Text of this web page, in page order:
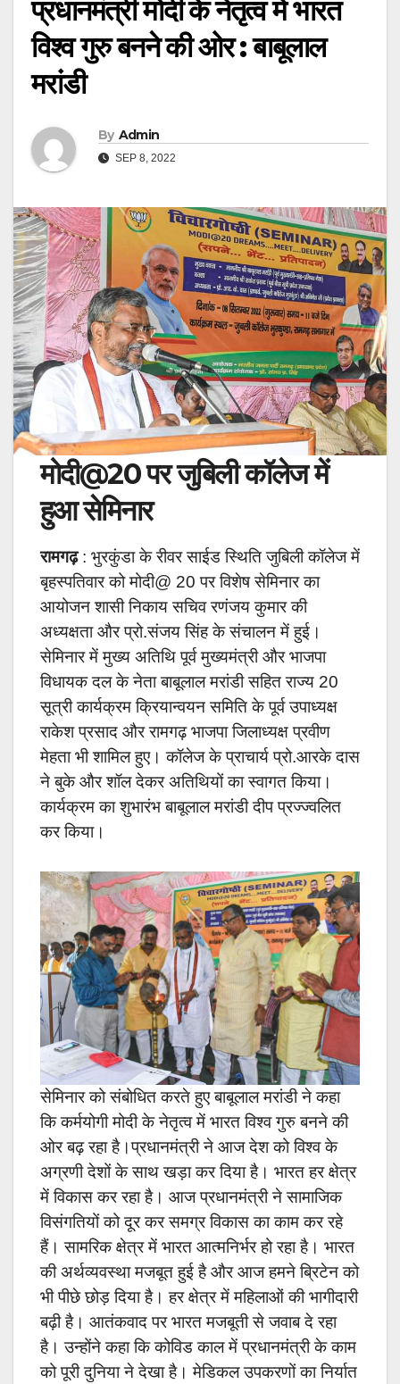
प्रधानमंत्री मोदी के नेतृत्व में भारत
विश्व गुरु बनने की ओर : बाबूलाल
मरांडी
By Admin
SEP 8, 2022
मोदी@20 पर जुबिली कॉलेज में
हुआ सेमिनार
रामगढ़: भुरकुंडा के रीवर साईड स्थिति जुबिली कॉलेज में
बृहस्पतिवार को मोदी@ 20 पर विशेष सेमिनार का
आयोजन शासी निकाय सचिव रणंजय कुमार की
अध्यक्षता और प्रो.संजय सिंह के संचालन में हुई।
सेमिनार में मुख्य अतिथि पूर्व मुख्यमंत्री और भाजपा
विधायक दल के नेता बाबूलाल मरांडी सहित राज्य 20
सूत्री कार्यक्रम क्रियान्वयन समिति के पूर्व उपाध्यक्ष
राकेश प्रसाद और रामगढ़ भाजपा जिलाध्यक्ष प्रवीण
मेहता भी शामिल हुए। कॉलेज के प्राचार्य प्रो.आरके दास
ने बुके और शॉल देकर अतिथियों का स्वागत किया।
कार्यक्रम का शुभारंभ बाबूलाल मरांडी दीप प्रज्ज्वलित
कर किया।
सेमिनार को संबोधित करते हुए बाबूलाल मरांडी ने कहा
कि कर्मयोगी मोदी के नेतृत्व में भारत विश्व गुरु बनने की
ओर बढ़ रहा है।प्रधानमंत्री ने आज देश को विश्व के
अग्रणी देशों के साथ खड़ा कर दिया है। भारत हर क्षेत्र
में विकास कर रहा है। आज प्रधानमंत्री ने सामाजिक
विसंगतियों को दूर कर समग्र विकास का काम कर रहे
हैं। सामरिक क्षेत्र में भारत आत्मनिर्भर हो रहा है। भारत
की अर्थव्यवस्था मजबूत हुई है और आज हमने ब्रिटेन को
भी पीछे छोड़ दिया है। हर क्षेत्र में महिलाओं की भागीदारी
बढ़ी है। आतंकवाद पर भारत मजबूती से जवाब दे रहा
है। उन्होंने कहा कि कोविड काल में प्रधानमंत्री के काम
को पूरी दुनिया ने देखा है। मेडिकल उपकरणों का निर्यात